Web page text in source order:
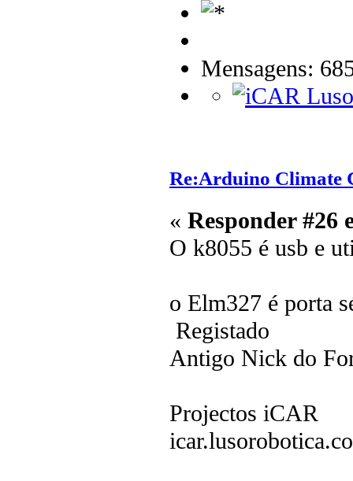
Mensagens:
Re:Arduino Climate
« Responder #26
O k8055 é usb e
o Elm327 é porta
Registado
Antigo Nick do
Projectos iCAR